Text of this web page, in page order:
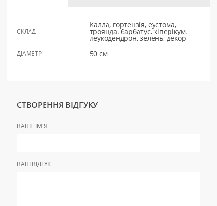
СКЛАД
Калла, гортензія, еустома,
троянда, барбатус, хіперікум,
леукодендрон, зелень, декор
ДІАМЕТР 50 см
СТВОРЕННЯ ВІДГУКУ
ВАШЕ ІМ'Я
ВАШ ВІДГУК